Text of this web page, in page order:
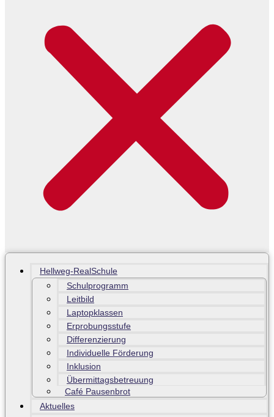
Hellweg-RealSchule
Schulprogramm
Leitbild
Laptopklassen
Erprobungsstufe
Differenzierung
Individuelle Förderung
Inklusion
Übermittagsbetreuung
Café Pausenbrot
Aktuelles